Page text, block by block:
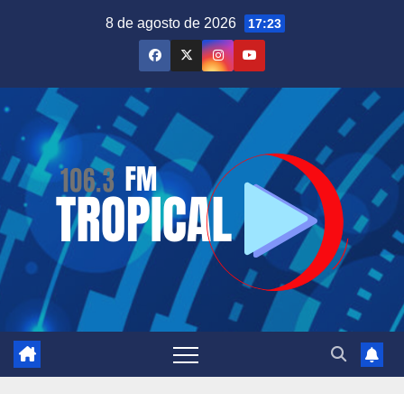
8 de agosto de 2026 17:23